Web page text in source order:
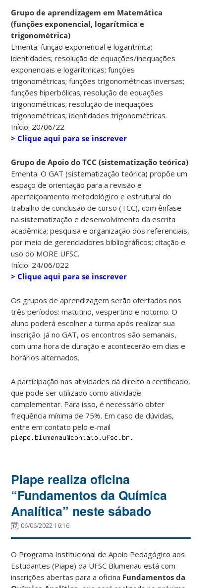
Grupo de aprendizagem em Matemática
(funções exponencial, logarítmica e
trigonométrica)
Ementa: função exponencial e logarítmica;
identidades; resolução de equações/inequações
exponenciais e logarítmicas; funções
trigonométricas; funções trigonométricas inversas;
funções hiperbólicas; resolução de equações
trigonométricas; resolução de inequações
trigonométricas; identidades trigonométricas.
Início: 20/06/22
> Clique aqui para se inscrever
Grupo de Apoio do TCC (sistematização teórica)
Ementa: O GAT (sistematização teórica) propõe um
espaço de orientação para a revisão e
aperfeiçoamento metodológico e estrutural do
trabalho de conclusão de curso (TCC), com ênfase
na sistematização e desenvolvimento da escrita
acadêmica; pesquisa e organização dos referenciais,
por meio de gerenciadores bibliográficos; citação e
uso do MORE UFSC.
Início: 24/06/022
> Clique aqui para se inscrever
Os grupos de aprendizagem serão ofertados nos
três períodos: matutino, vespertino e noturno. O
aluno poderá escolher a turma após realizar sua
inscrição. Já no GAT, os encontros são semanais,
com uma hora de duração e acontecerão em dias e
horários alternados.
A participação nas atividades dá direito a certificado,
que pode ser utilizado como atividade
complementar. Para isso, é necessário obter
frequência mínima de 75%. Em caso de dúvidas,
entre em contato pelo e-mail
Piape realiza oficina
“Fundamentos da Química
Analítica” neste sábado
06/06/2022 16:16
O Programa Institucional de Apoio Pedagógico aos
Estudantes (Piape) da UFSC Blumenau está com
inscrições abertas para a oficina Fundamentos da